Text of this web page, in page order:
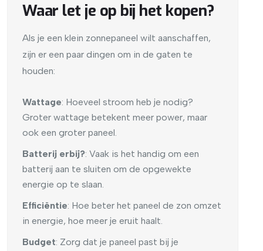
Waar let je op bij het kopen?
Als je een klein zonnepaneel wilt aanschaffen,
zijn er een paar dingen om in de gaten te
houden:
Wattage: Hoeveel stroom heb je nodig?
Groter wattage betekent meer power, maar
ook een groter paneel.
Batterij erbij?: Vaak is het handig om een
batterij aan te sluiten om de opgewekte
energie op te slaan.
Efficiëntie: Hoe beter het paneel de zon omzet
in energie, hoe meer je eruit haalt.
Budget: Zorg dat je paneel past bij je